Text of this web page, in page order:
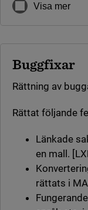
Visa mer
Buggfixar
Rättning av
Rättat följande
Länkade
en mall.
rättats i